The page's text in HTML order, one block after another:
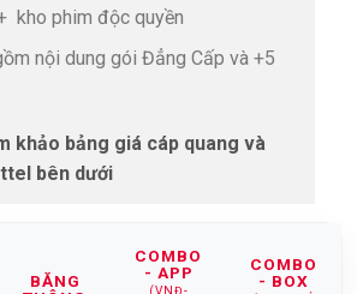
kho phim độc quyền
nội dung gói Đẳng Cấp và +5
khảo bảng giá cáp quang và
bên dưới
BĂNG
COMBO
- APP
(VNĐ-
COMBO
- BOX